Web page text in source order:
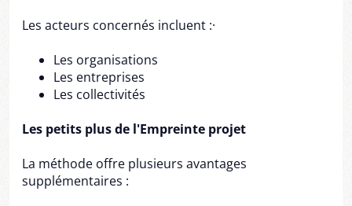
Les acteurs concernés incluent :·
Les organisations
Les entreprises
Les collectivités
Les petits plus de l'Empreinte projet
La méthode offre plusieurs avantages
supplémentaires :